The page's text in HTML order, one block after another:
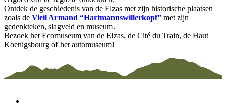
Ontdek de geschiedenis van de Elzas met zijn historische plaatsen
zoals de Vieil Armand “Hartmannswillerkopf” met zijn
gedenkteken, slagveld en museum.
Bezoek het Ecomuseum van de Elzas, de Cité du Train, de Haut
Koenigsbourg of het automuseum!